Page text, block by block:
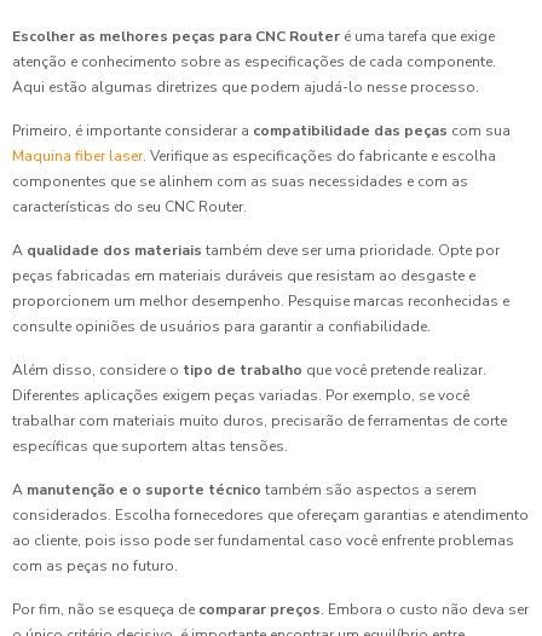
Escolher as melhores peças para CNC Router é uma tarefa que exige
atenção e conhecimento sobre as especificações de cada componente.
Aqui estão algumas diretrizes que podem ajudá-lo nesse processo.
Primeiro, é importante considerar a compatibilidade das peças com sua
Maquina fiber laser. Verifique as especificações do fabricante e escolha
componentes que se alinhem com as suas necessidades e com as
características do seu CNC Router.
A qualidade dos materiais também deve ser uma prioridade. Opte por
peças fabricadas em materiais duráveis que resistam ao desgaste e
proporcionem um melhor desempenho. Pesquise marcas reconhecidas e
consulte opiniões de usuários para garantir a confiabilidade.
Além disso, considere o tipo de trabalho que você pretende realizar.
Diferentes aplicações exigem peças variadas. Por exemplo, se você
trabalhar com materiais muito duros, precisarão de ferramentas de corte
específicas que suportem altas tensões.
A manutenção e o suporte técnico também são aspectos a serem
considerados. Escolha fornecedores que ofereçam garantias e atendimento
ao cliente, pois isso pode ser fundamental caso você enfrente problemas
com as peças no futuro.
Por fim, não se esqueça de comparar preços. Embora o custo não deva ser